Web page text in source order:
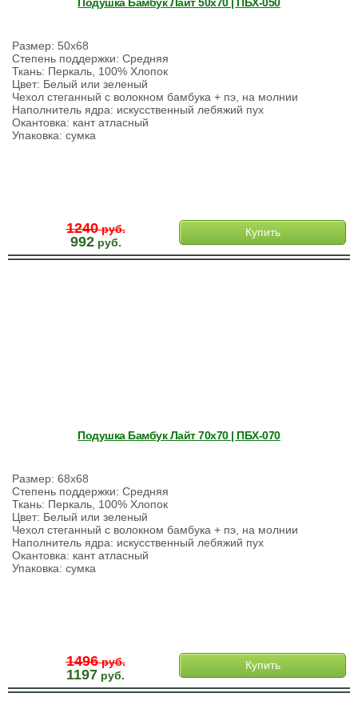
Подушка Бамбук Лайт 50х70 | ПБХ-050
Размер: 50х68
Степень поддержки: Средняя
Ткань: Перкаль, 100% Хлопок
Цвет: Белый или зеленый
Чехол стеганный с волокном бамбука + пэ, на молнии
Наполнитель ядра: искусственный лебяжий пух
Окантовка: кант атласный
Упаковка: сумка
1240руб.
992руб.
Купить
Подушка Бамбук Лайт 70х70 | ПБХ-070
Размер: 68х68
Степень поддержки: Средняя
Ткань: Перкаль, 100% Хлопок
Цвет: Белый или зеленый
Чехол стеганный с волокном бамбука + пэ, на молнии
Наполнитель ядра: искусственный лебяжий пух
Окантовка: кант атласный
Упаковка: сумка
1496руб.
1197 руб.
Купить